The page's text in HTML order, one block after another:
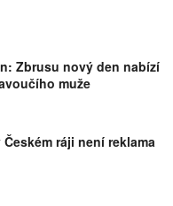
Zbrusu nový den nabízí
muže
ráji není reklama